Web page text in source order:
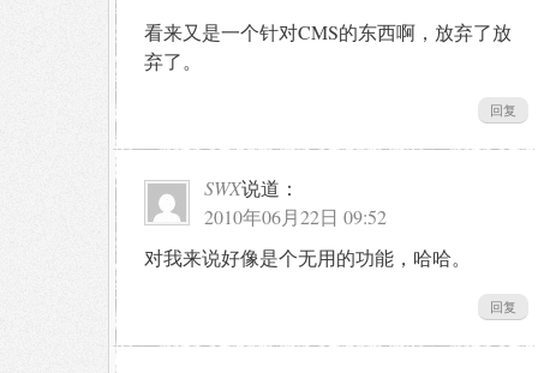
看来又是一个针对CMS的东西啊，放弃了放
弃了。
回复
SWX说道：
2010年06月22日 09:52
对我来说好像是个无用的功能，哈哈。
回复